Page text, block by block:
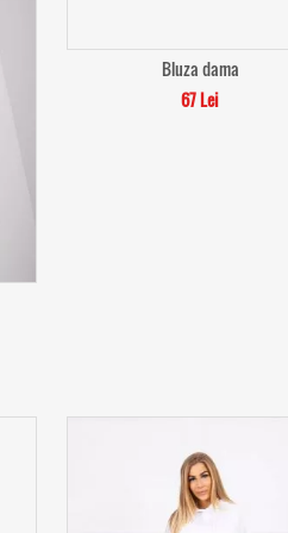
Bluza dama
67 Lei